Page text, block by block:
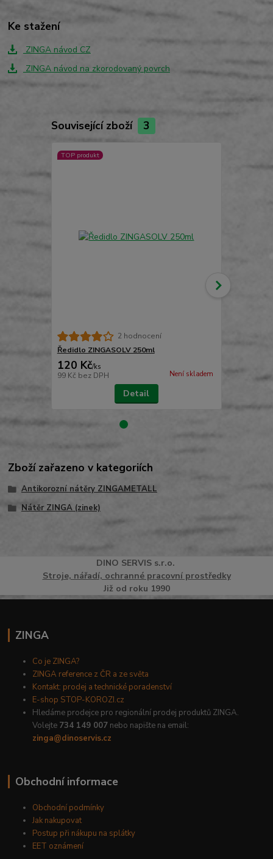
Ke stažení
ZINGA návod CZ
ZINGA návod na zkorodovaný povrch
Související zboží 3
TOP produkt
2 hodnocení
Ředidlo ZINGASOLV 250ml
120 Kč/ks
99 Kč bez DPH Není skladem
Detail
bez
Zboží zařazeno v kategoriích
Antikorozní nátěry ZINGAMETALL
Nátěr ZINGA (zinek)
DINO SERVISs.r.o.
Stroje, nářadí, ochranné pracovní prostředky
Již od roku 1990
ZINGA
Co je ZINGA?
ZINGA reference z ČR a ze světa
Kontakt: prodej a technické poradenství
E-shop STOP-KOROZI.cz
Hledáme prodejce pro regionální prodej produktů ZINGA.
Volejte 734 149 007 nebo napište na email:
zinga@dinoservis.cz
Obchodní informace
Obchodní podmínky
Jak nakupovat
Postup při nákupu na splátky
EET oznámení